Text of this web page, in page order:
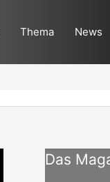
Thema News
Das